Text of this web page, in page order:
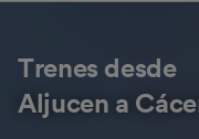
Trenes desde
Aljucen a